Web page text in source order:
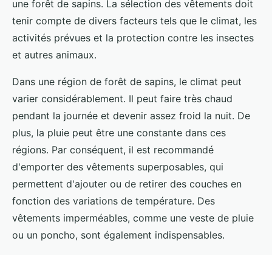
une forêt de sapins. La sélection des vêtements doit
tenir compte de divers facteurs tels que le climat, les
activités prévues et la protection contre les insectes
et autres animaux.
Dans une région de forêt de sapins, le climat peut
varier considérablement. Il peut faire très chaud
pendant la journée et devenir assez froid la nuit. De
plus, la pluie peut être une constante dans ces
régions. Par conséquent, il est recommandé
d'emporter des vêtements superposables, qui
permettent d'ajouter ou de retirer des couches en
fonction des variations de température. Des
vêtements imperméables, comme une veste de pluie
ou un poncho, sont également indispensables.